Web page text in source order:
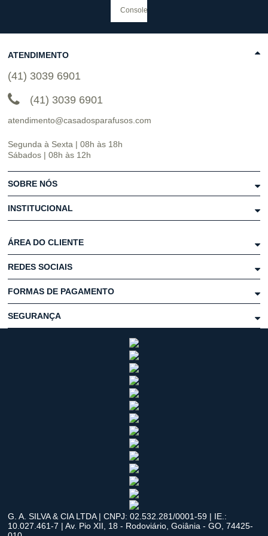
ATENDIMENTO
(41) 3039 6901
(41) 3039 6901
atendimento@casadosparafusos.com
Segunda à Sexta | 08h às 18h
Sábados | 08h às 12h
SOBRE NÓS
INSTITUCIONAL
ÁREA DO CLIENTE
REDES SOCIAIS
FORMAS DE PAGAMENTO
SEGURANÇA
G. A. SILVA & CIA LTDA | CNPJ: 02.532.281/0001-59 | IE.:
10.027.461-7 | Av. Pio XII, 18 - Rodoviário, Goiânia - GO, 74425-